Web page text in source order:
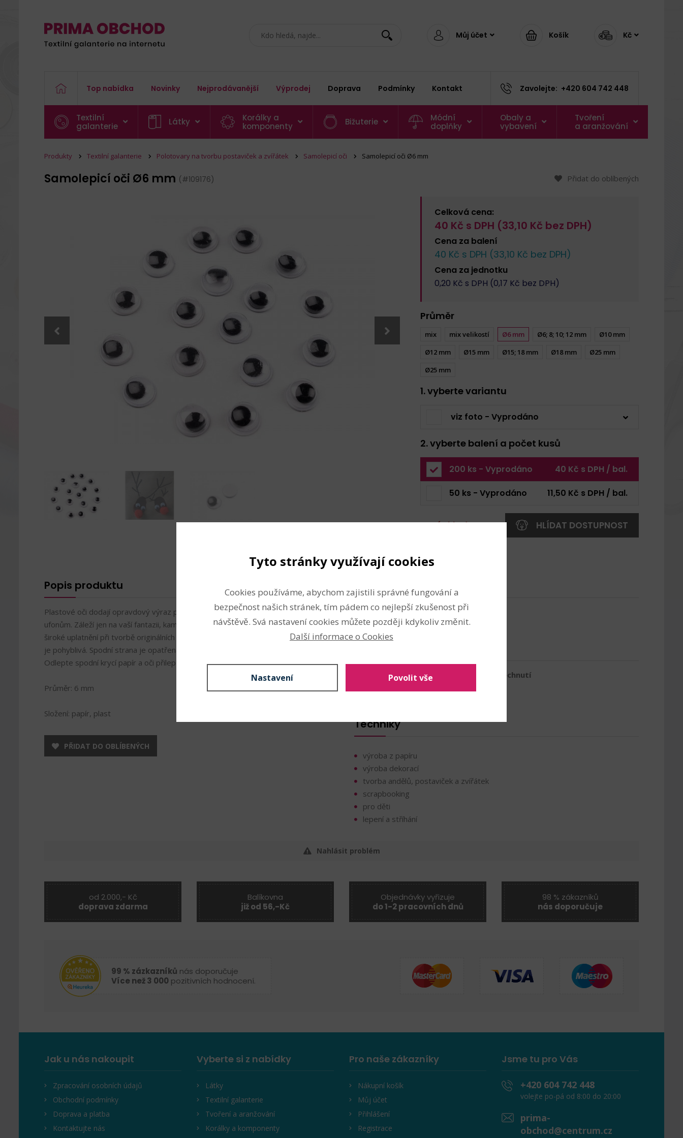
Můj účet Košík Kč
Top nabídka Novinky Nejprodávanější Výprodej Doprava Podmínky Kontakt Zavolejte: +420 604 742 448
Textilní
galanterie
Látky
Korálky a
komponenty
Bižuterie
Módní
doplňky
Obaly a
vybavení
Tvoření
a aranžování
Produkty Textilní galanterie Polotovary na tvorbu postaviček a zvířátek Samolepicí oči Samolepicí oči Ø6 mm
Samolepicí oči Ø6 mm (#109176) Přidat do oblíbených
Celková cena:
40 Kč s DPH (33,10 Kč bez DPH)
Cena za balení
40 Kč s DPH (33,10 Kč bez DPH)
Cena za jednotku
0,20 Kč s DPH (0,17 Kč bez DPH)
Průměr
mix mix velikostí Ø6 mm Ø6; 8; 10; 12 mm
Ø10 mm
Ø12 mm
Ø15 mm Ø15; 18 mm Ø18 mm
Ø25 mm
Ø25 mm
1. vyberte variantu
viz foto - Vyprodáno
2. vyberte balení a počet kusů
200 ks - Vyprodáno 40 Kč s DPH / bal.
50 ks - Vyprodáno 11,50 Kč s DPH / bal.
Není skladem HLÍDAT DOSTUPNOST
Popis produktu
Plastové oči dodají opravdový výraz postavičkám lidí, zvířat, bájným tvorům i
ufonům. Záleží jen na vaší fantazii, kam je nalepíte. Jejich velikost je malá, najdou
široké uplatnění při tvorbě originálních přání technikou scrapbooking. Černá čočka
je pohyblivá. Spodní strana je opatřená samolepící fólií. Nalepení očí je snadné.
Odlepte spodní krycí papír a oči přilepte na suchý, čistý, pevný povrch.
Průměr: 6 mm
Složení: papír, plast
PŘIDAT DO OBLÍBENÝCH
papír
plast
Nevhodné pro děti do 3 let:
nebezpečí vdechnutí
Techniky
výroba z papíru
výroba dekorací
tvorba andělů, postaviček a zvířátek
scrapbooking
pro děti
lepení a stříhání
Nahlásit problém
od 2.000,- Kč
doprava zdarma
Balíkovna
již od 56,-Kč
Objednávky vyřizuje
do 1-2 pracovních dnů
98 % zákazníků
nás doporučuje
99 % zázkazníků nás doporučuje
Více než 3 000 pozitivních hodnocení.
Jak u nás nakoupit
Zpracování osobních údajů
Obchodní podmínky
Doprava a platba
Kontaktujte nás
Vyberte si z nabídky
Látky
Textilní galanterie
Tvoření a aranžování
Korálky a komponenty
Pro naše zákazníky
Nákupní košík
Můj účet
Přihlášení
Registrace
Jsme tu pro Vás
+420 604 742 448
volejte po-pá od 8:00 do 20:00
prima-
obchod@centrum.cz
Tyto stránky využívají cookies
Cookies používáme, abychom zajistili správné fungování a
bezpečnost našich stránek, tím pádem co nejlepší zkušenost při
návštěvě. Svá nastavení cookies můžete později kdykoliv změnit.
Další informace o Cookies
Nastavení Povolit vše